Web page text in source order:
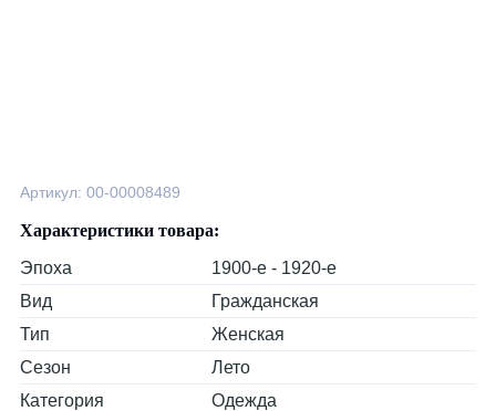
Артикул: 00-00008489
Характеристики товара:
Эпоха
1900-е - 1920-е
Вид
Гражданская
Тип
Женская
Сезон
Лето
Категория
Одежда